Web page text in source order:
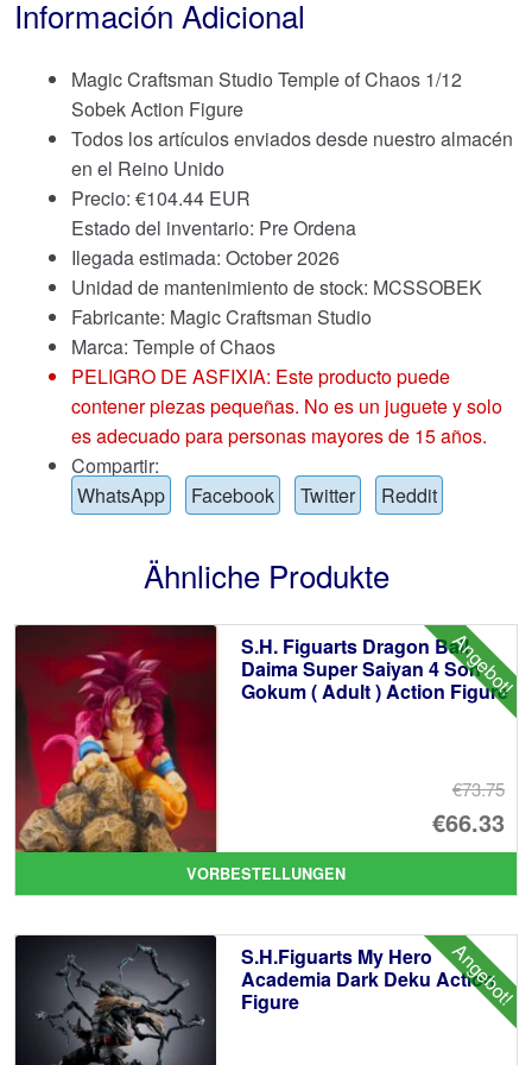
Información Adicional
Magic Craftsman Studio Temple of Chaos 1/12
Sobek Action Figure
Todos los artículos enviados desde nuestro almacén
en el Reino Unido
Precio: €104.44 EUR
Estado del inventario: Pre Ordena
Ilegada estimada: October 2026
Unidad de mantenimiento de stock: MCSSOBEK
Fabricante: Magic Craftsman Studio
Marca: Temple of Chaos
PELIGRO DE ASFIXIA: Este producto puede
contener piezas pequeñas. No es un juguete y solo
es adecuado para personas mayores de 15 años.
Compartir:
WhatsApp
Facebook Twitter Reddit
Ähnliche Produkte
Angebot!
S.H. Figuarts Dragon Ball
Daima Super Saiyan 4 Son
Gokum ( Adult ) Action Figure
€73.75
€66.33
VORBESTELLUNGEN
Angebot!
S.H.Figuarts My Hero
Academia Dark Deku Action
Figure